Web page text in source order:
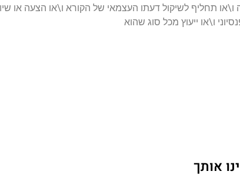
תחליף לשיקול דעתו העצמאי של הקורא ו\או הצעה או
ו\או ייעוץ מכל סוג שהוא
אותך